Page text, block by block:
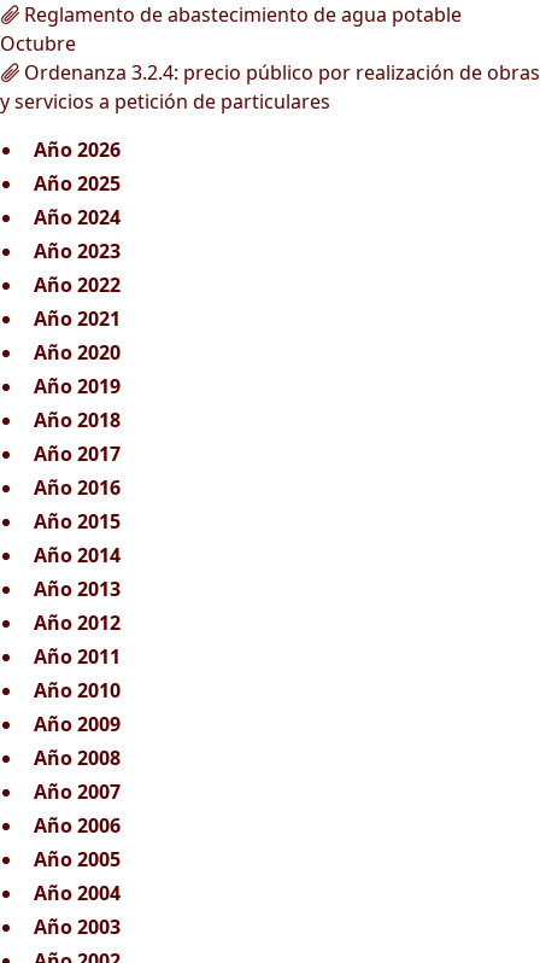
Reglamento de abastecimiento de agua potable
Octubre
Ordenanza 3.2.4: precio público por realización de obras
y servicios a petición de particulares
Año 2026
Año 2025
Año 2024
Año 2023
Año 2022
Año 2021
Año 2020
Año 2019
Año 2018
Año 2017
Año 2016
Año 2015
Año 2014
Año 2013
Año 2012
Año 2011
Año 2010
Año 2009
Año 2008
Año 2007
Año 2006
Año 2005
Año 2004
Año 2003